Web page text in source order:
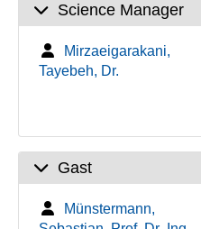
Science Manager
Mirzaeigarakani,
Tayebeh, Dr.
Gast
Münstermann,